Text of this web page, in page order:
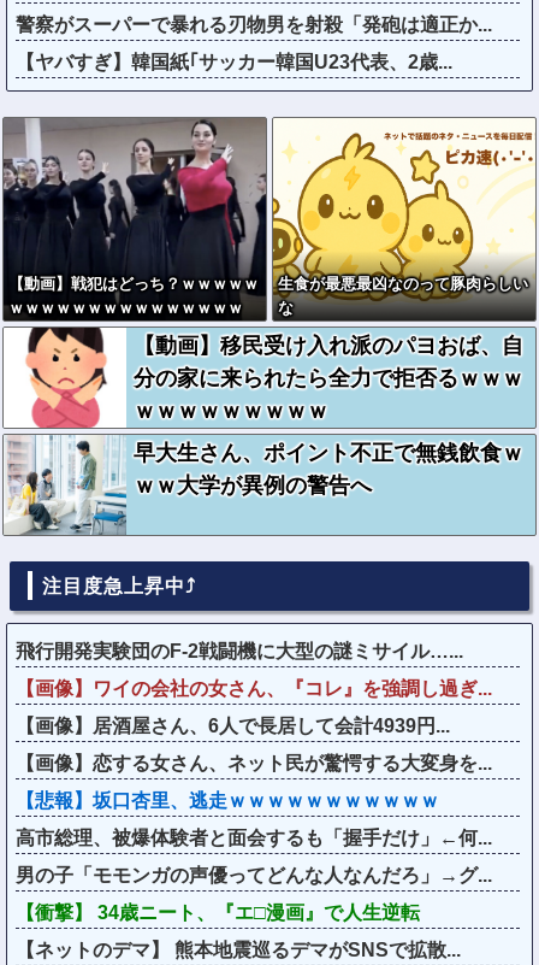
警察がスーパーで暴れる刃物男を射殺「発砲は適正か...
【ヤバすぎ】韓国紙｢サッカー韓国U23代表、2歳...
【動画】戦犯はどっち？ｗｗｗｗｗ
ｗｗｗｗｗｗｗｗｗｗｗｗｗｗｗ
生食が最悪最凶なのって豚肉らしい
な
【動画】移民受け入れ派のパヨおば、自
分の家に来られたら全力で拒否るｗｗｗ
ｗｗｗｗｗｗｗｗｗ
早大生さん、ポイント不正で無銭飲食ｗ
ｗｗ大学が異例の警告へ
注目度急上昇中⤴
飛行開発実験団のF-2戦闘機に大型の謎ミサイル…...
【画像】ワイの会社の女さん、『コレ』を強調し過ぎ...
【画像】居酒屋さん、6人で長居して会計4939円...
【画像】恋する女さん、ネット民が驚愕する大変身を...
【悲報】坂口杏里、逃走ｗｗｗｗｗｗｗｗｗｗｗ
高市総理、被爆体験者と面会するも「握手だけ」←何...
男の子「モモンガの声優ってどんな人なんだろ」→グ...
【衝撃】 34歳ニート、『エ□漫画』で人生逆転
【ネットのデマ】 熊本地震巡るデマがSNSで拡散...